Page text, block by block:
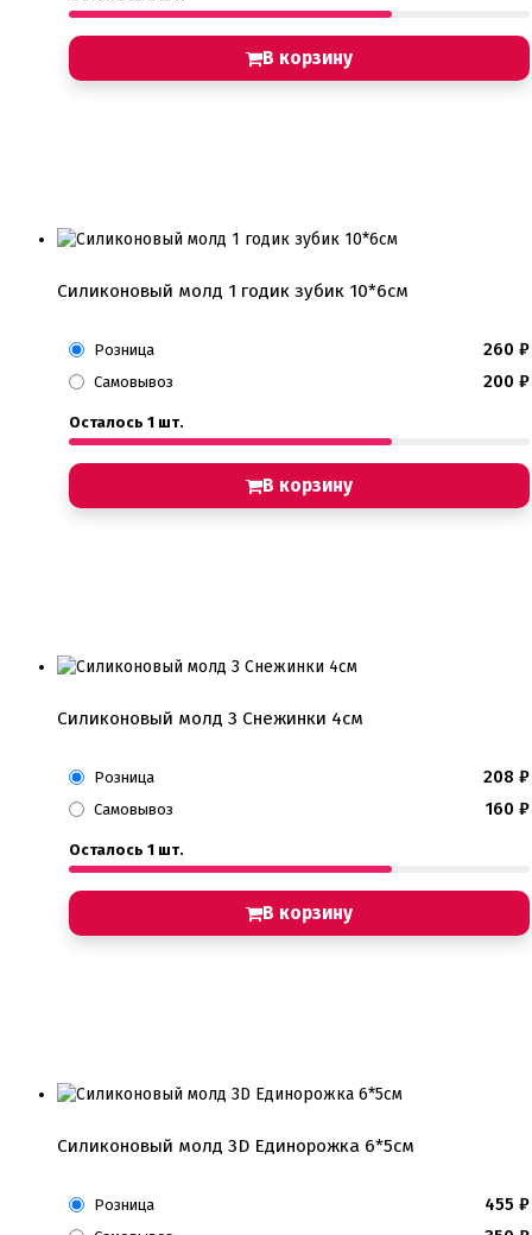
В корзину
Силиконовый молд 1 годик зубик 10*6см
Розница 260 ₽
Самовывоз 200 ₽
Осталось 1 шт.
В корзину
Силиконовый молд 3 Снежинки 4см
Розница 208 ₽
Самовывоз 160 ₽
Осталось 1 шт.
В корзину
Силиконовый молд 3D Единорожка 6*5см
Розница 455 ₽